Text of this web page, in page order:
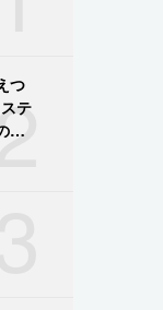
つ
テ
献